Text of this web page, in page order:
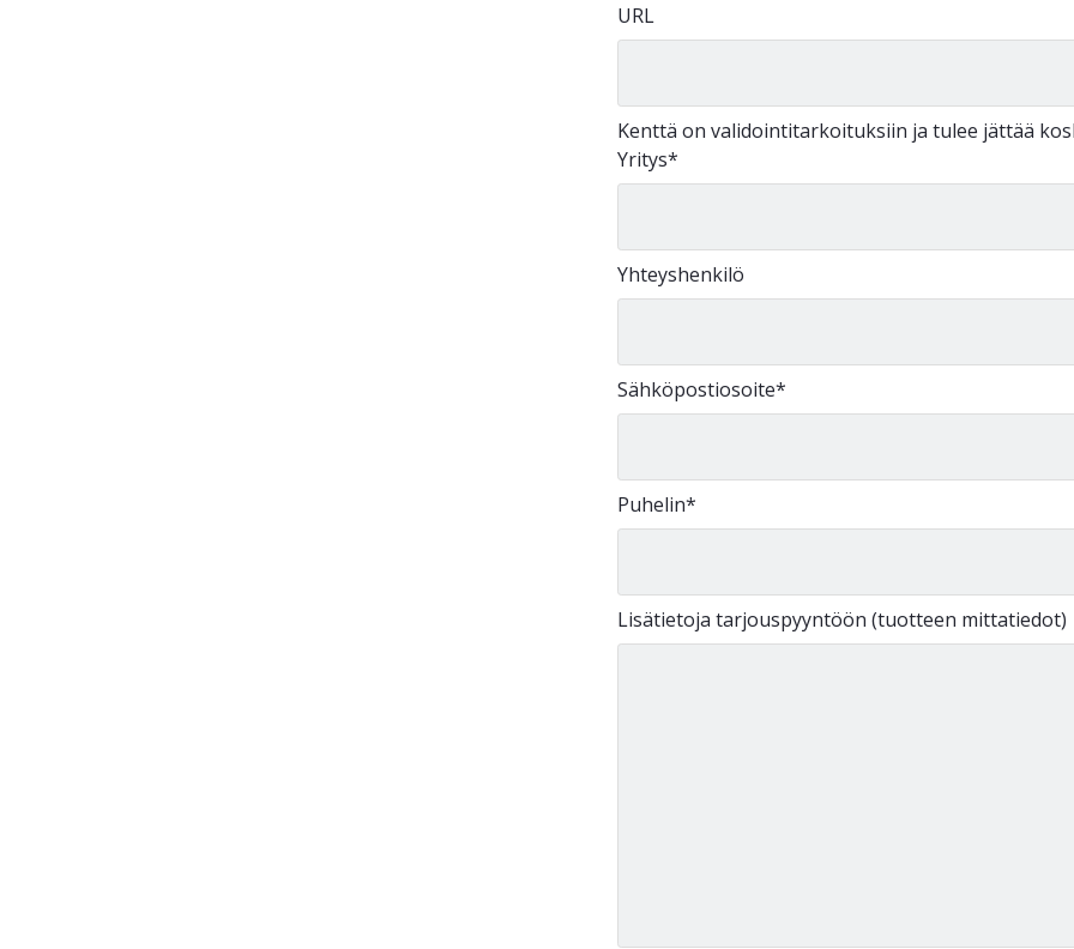
URL
Kenttä on validointitarkoituksiin ja tulee jättää
Yritys*
Yhteyshenkilö
Sähköpostiosoite*
Puhelin*
Lisätietoja tarjouspyyntöön (tuotteen mittatiedot)